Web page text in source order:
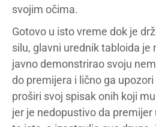
svojim očima.
Gotovo u isto vreme dok je
silu, glavni urednik tabloida je
javno demonstrirao svoju
do premijera i lično ga
proširi svoj spisak onih koji
jer je nedopustivo da